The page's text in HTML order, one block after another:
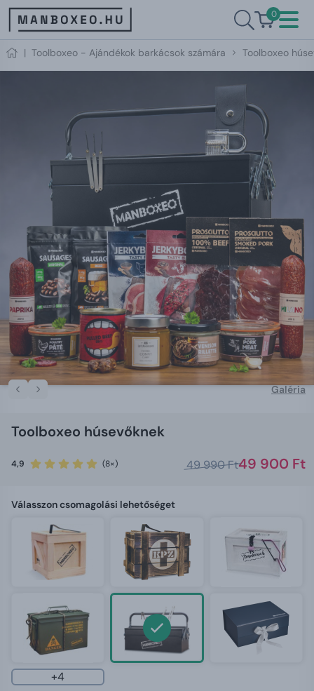
0
| Toolboxeo - Ajándékok barkácsok számára Toolboxeo
Galéria
Toolboxeo húsevőknek
4,9 (8×) 49 990 Ft49 900 Ft
Válasszon csomagolási lehetőséget
+4